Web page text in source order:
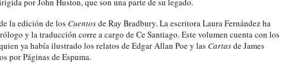
la edición de los Cuentosde Ray Bradbury. La escritora Laura Fernández ha
y la traducción corre a cargo de Ce Santiago. Este volumen cuenta con los
ya había ilustrado los relatos de Edgar Allan Poe y las Cartasde James
por Páginas de Espuma.